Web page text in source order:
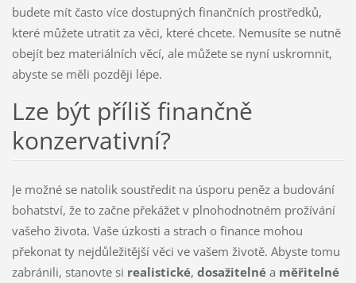
budete mít často více dostupných finančních prostředků,
které můžete utratit za věci, které chcete. Nemusíte se nutně
obejít bez materiálních věcí, ale můžete se nyní uskromnit,
abyste se měli později lépe.
Lze být příliš finančně
konzervativní?
Je možné se natolik soustředit na úsporu peněz a budování
bohatství, že to začne překážet v plnohodnotném prožívání
vašeho života. Vaše úzkosti a strach o finance mohou
překonat ty nejdůležitější věci ve vašem životě. Abyste tomu
zabránili, stanovte si realistické, dosažitelnéa měřitelné